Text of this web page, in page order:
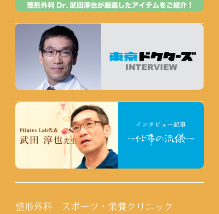
整形外科 スポーツ・栄養クリニック